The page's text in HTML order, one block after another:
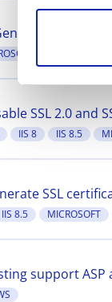
SSL
SSL 2.0 and
IIS 8 IIS 8.5
SSL
IIS 8.5 MICROSOFT
support ASP